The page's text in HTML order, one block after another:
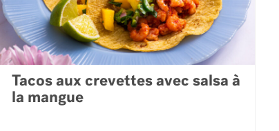
Tacos aux crevettes avec salsa à
la mangue